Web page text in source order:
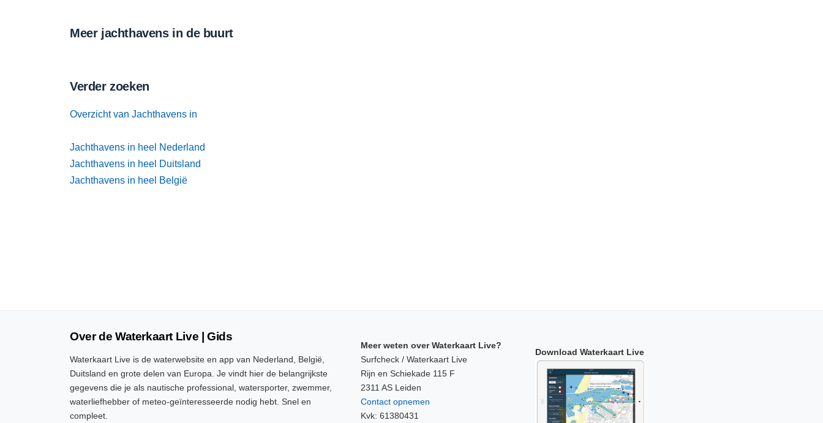
Meer jachthavens in de buurt
Verder zoeken
Overzicht van Jachthavens in
Jachthavens in heel Nederland
Jachthavens in heel Duitsland
Jachthavens in heel België
Over de Waterkaart Live | Gids
Waterkaart Live is de waterwebsite en app van Nederland, België,
Duitsland en grote delen van Europa. Je vindt hier de belangrijkste
gegevens die je als nautische professional, watersporter, zwemmer,
waterliefhebber of meteo-geïnteresseerde nodig hebt. Snel en
compleet.
Meer weten over Waterkaart Live?
Surfcheck / Waterkaart Live
Rijn en Schiekade 115 F
2311 AS Leiden
Contact opnemen
Kvk: 61380431
Download Waterkaart Live